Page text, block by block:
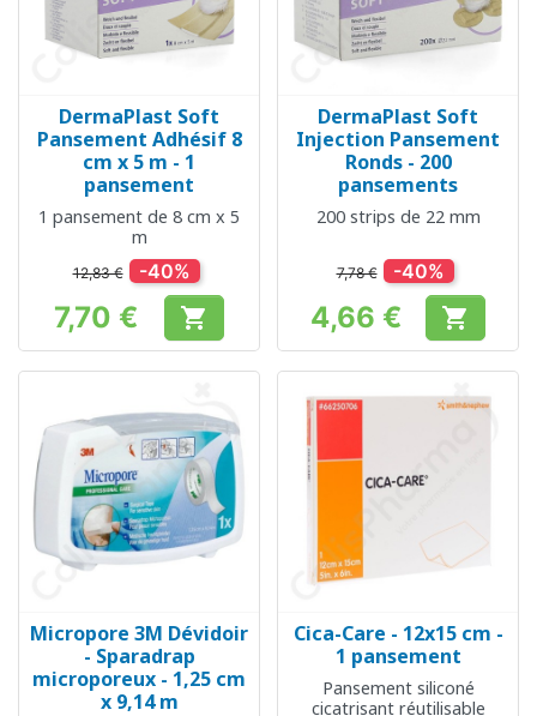
DermaPlast Soft
Pansement Adhésif 8
cm x 5 m - 1
pansement
1 pansement de 8 cm x 5
m
12,83 € -40%
Prix
7,70 € 
DermaPlast Soft
Injection Pansement
Ronds - 200
pansements
200 strips de 22 mm
7,78 € -40%
Prix
4,66 € 
Micropore 3M Dévidoir
- Sparadrap
microporeux - 1,25 cm
x 9,14 m
Cica-Care - 12x15 cm -
1 pansement
Pansement siliconé
cicatrisant réutilisable